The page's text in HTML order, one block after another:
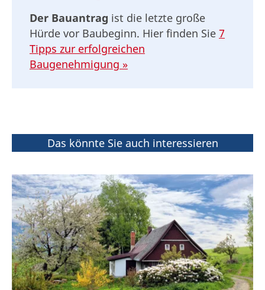
Der Bauantrag ist die letzte große
Hürde vor Baubeginn. Hier finden Sie 7
Tipps zur erfolgreichen
Baugenehmigung »
Das könnte Sie auch interessieren